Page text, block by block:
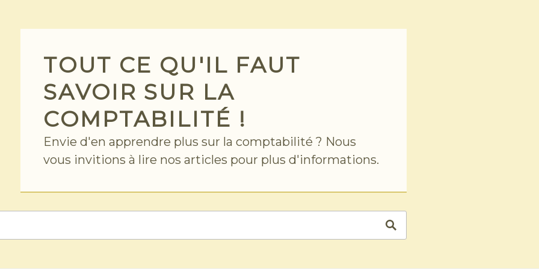
TOUT CE QU'IL FAUT
SAVOIR SUR LA
COMPTABILITÉ !
Envie d'en apprendre plus sur la comptabilité ? Nous
vous invitions à lire nos articles pour plus d'informations.